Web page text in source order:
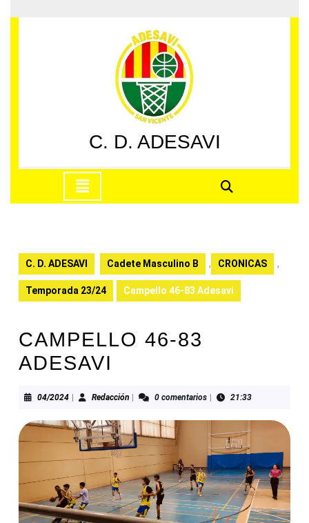
al
C. D. ADESAVI
apertura
C. D. ADESAVI Cadete Masculino B , CRONICAS ,
Temporada 23/24 Campello 46-83 Adesavi
CAMPELLO 46-83
ADESAVI
04/202404/2024RedacciónRedacción0 comentarios 21:33